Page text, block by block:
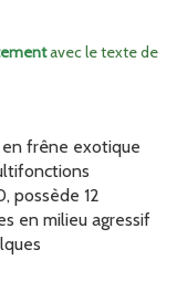
avec le texte de
en frêne exotique
possède 12
en milieu agressif